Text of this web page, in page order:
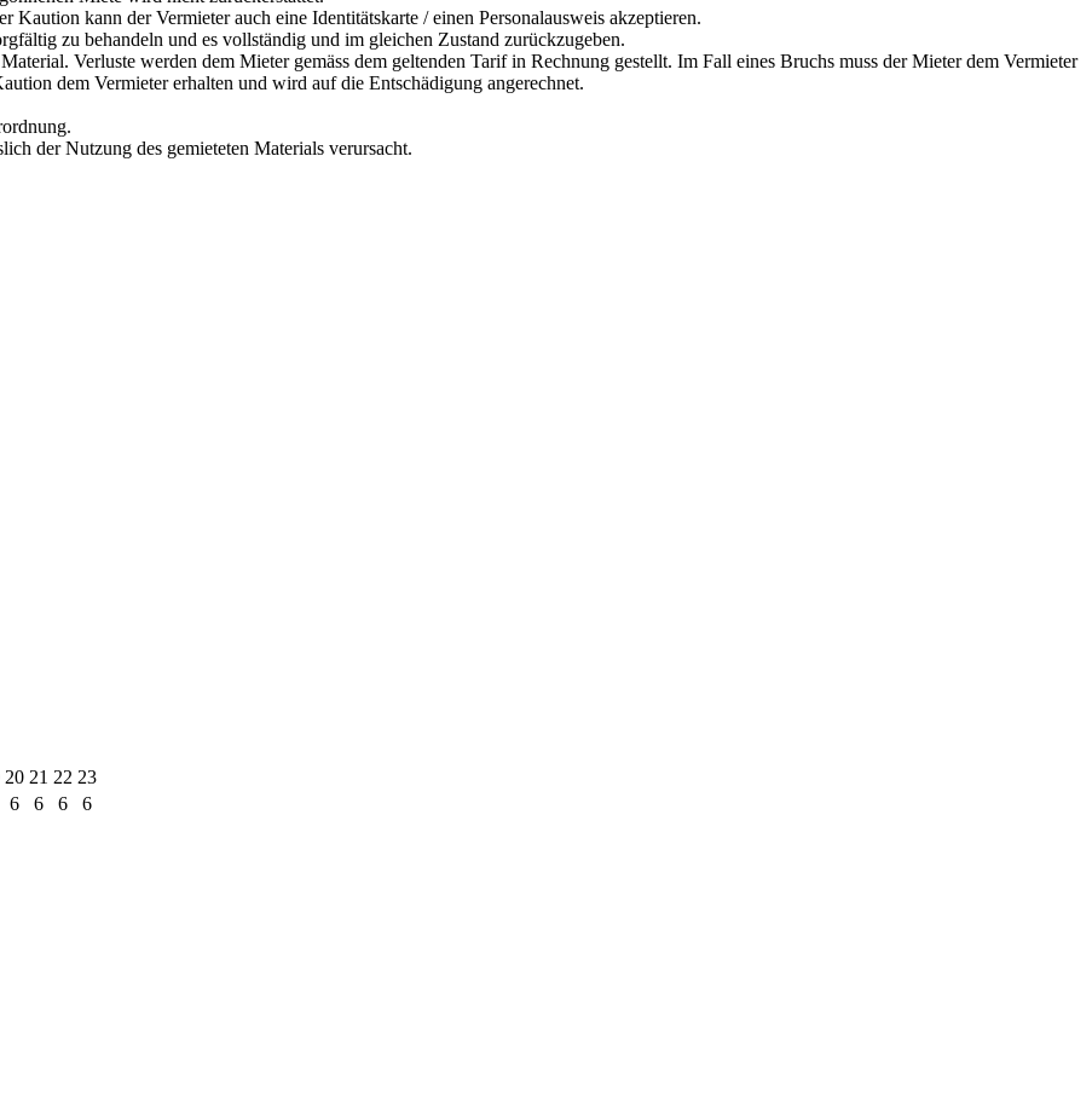
kann der Vermieter auch eine Identitätskarte / einen Personalausweis akzeptieren.
zu behandeln und es vollständig und im gleichen Zustand zurückzugeben.
Verluste werden dem Mieter gemäss dem geltenden Tarif in Rechnung gestellt. Im Fall eines Bruchs muss der Mieter dem Vermieter
dem Vermieter erhalten und wird auf die Entschädigung angerechnet.
der Nutzung des gemieteten Materials verursacht.
20 21 22 23
6 6 6 6